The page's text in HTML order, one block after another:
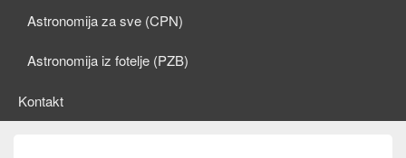
Astronomija za sve (CPN)
Astronomija iz fotelje (PZB)
Kontakt